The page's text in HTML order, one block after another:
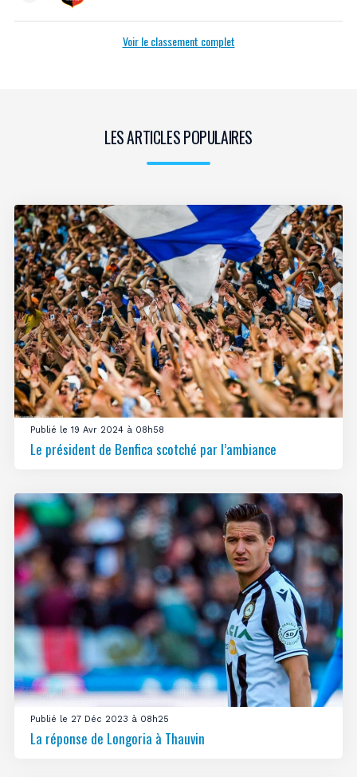
Voir le classement complet
LES ARTICLES POPULAIRES
Publié le 19 Avr 2024 à 08h58
Le président de Benfica scotché par l’ambiance
Publié le 27 Déc 2023 à 08h25
La réponse de Longoria à Thauvin